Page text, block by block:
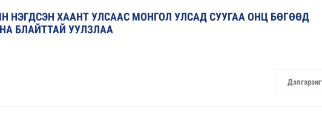
НЭГДСЭН ХААНТ УЛСААС МОНГОЛ УЛСАД СУУГАА ОНЦ БӨГӨӨД
БЛАЙТТАЙ УУЛЗЛАА